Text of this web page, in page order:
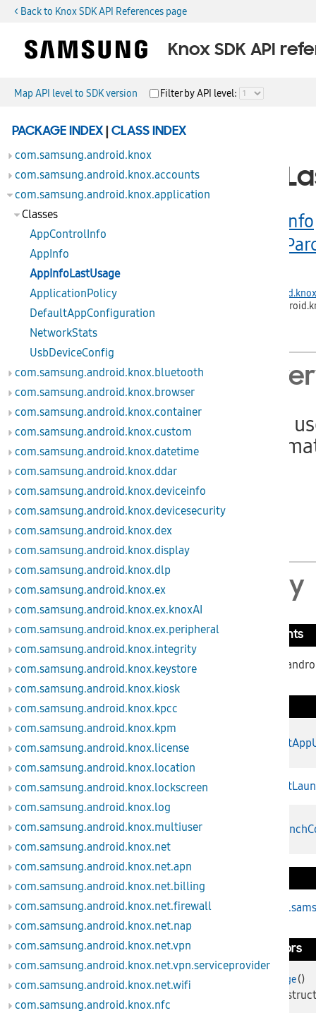
< Back to Knox SDK API References page
Knox SDK API
Map API level to SDK version Filter by API level:
PACKAGE INDEX CLASS INDEX
com.samsung.android.knox
com.samsung.android.knox.accounts
com.samsung.android.knox.application
Classes
AppControlInfo
AppInfo
AppInfoLastUsage
ApplicationPolicy
DefaultAppConfiguration
NetworkStats
UsbDeviceConfig
com.samsung.android.knox.bluetooth
com.samsung.android.knox.browser
com.samsung.android.knox.container
com.samsung.android.knox.custom
com.samsung.android.knox.datetime
com.samsung.android.knox.ddar
com.samsung.android.knox.deviceinfo
com.samsung.android.knox.devicesecurity
com.samsung.android.knox.dex
com.samsung.android.knox.display
com.samsung.android.knox.dlp
com.samsung.android.knox.ex
com.samsung.android.knox.ex.knoxAI
com.samsung.android.knox.ex.peripheral
com.samsung.android.knox.integrity
com.samsung.android.knox.keystore
com.samsung.android.knox.kiosk
com.samsung.android.knox.kpcc
com.samsung.android.knox.kpm
com.samsung.android.knox.license
com.samsung.android.knox.location
com.samsung.android.knox.lockscreen
com.samsung.android.knox.log
com.samsung.android.knox.multiuser
com.samsung.android.knox.net
com.samsung.android.knox.net.apn
com.samsung.android.knox.net.billing
com.samsung.android.knox.net.firewall
com.samsung.android.knox.net.nap
com.samsung.android.knox.net.vpn
com.samsung.android.knox.net.vpn.serviceprovider
com.samsung.android.knox.net.wifi
com.samsung.android.knox.nfc
public class
AppInfo
Class
This class is
usage
MDM 2.0
Summary
Inherited Constants
From interface
public long
From class
Public Constructors
AppInfoLastUsage()
Default